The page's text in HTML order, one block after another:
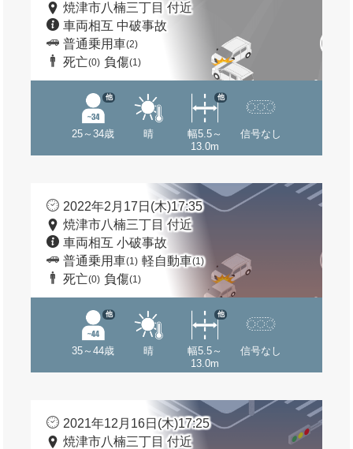
焼津市八楠三丁目 付近
車両相互 中破事故
普通乗用車(2)
死亡(0) 負傷(1)
25～34歳
他
晴
幅5.5～
13.0m
他
信号なし
2022年2月17日(木)17:35
焼津市八楠三丁目 付近
車両相互 小破事故
普通乗用車(1) 軽自動車(1)
死亡(0) 負傷(1)
35～44歳
他
晴
幅5.5～
13.0m
他
信号なし
2021年12月16日(木)17:25
焼津市八楠三丁目 付近